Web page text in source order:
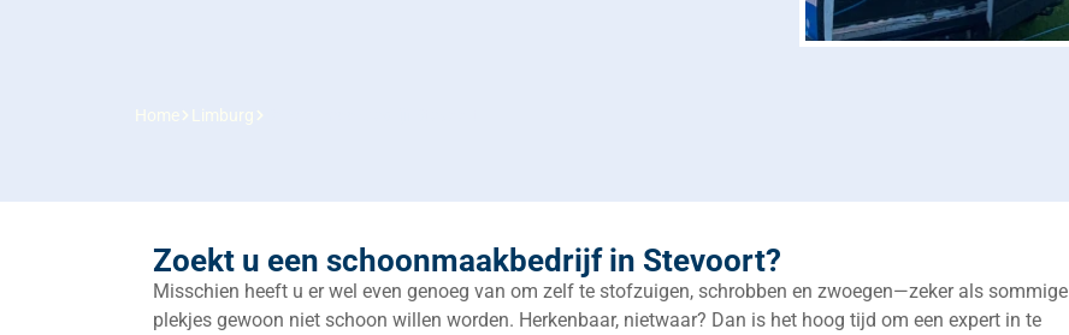
Home Limburg
Zoekt u een schoonmaakbedrijf in Stevoort?
Misschien heeft u er wel even genoeg van om zelf te stofzuigen, schrobben en zwoegen—zeker als sommige
plekjes gewoon niet schoon willen worden. Herkenbaar, nietwaar? Dan is het hoog tijd om een expert in te